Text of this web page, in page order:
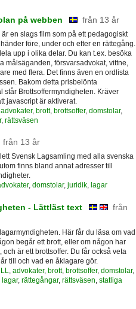
på webben från 13 år
är en slags film som på ett pedagogiskt
före, under och efter en rättegång.
upp i olika delar. Du kan t.ex. besöka
målsäganden, försvarsadvokat, vittne,
med flera. Det finns även en ordlista
Bakom detta prisbelönta
står Brottsoffermyndigheten. Kräver
javascript är aktiverat.
advokater, brott, brottsoffer, domstolar,
, rättsväsen
från 13 år
Svensk Lagsamling med alla svenska
finns bland annat adresser till
, domstolar, juridik, lagar
- Lättläst text
från
Här får du läsa om vad
begår ett brott, eller om någon har
och är ett brottsoffer. Du får också veta
till och vad en åklagare gör.
LL, advokater, brott, brottsoffer, domstolar,
lagar, rättegångar, rättsväsen, statliga